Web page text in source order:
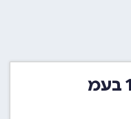
מחסן ברחוב הפרדס 12 בעמ